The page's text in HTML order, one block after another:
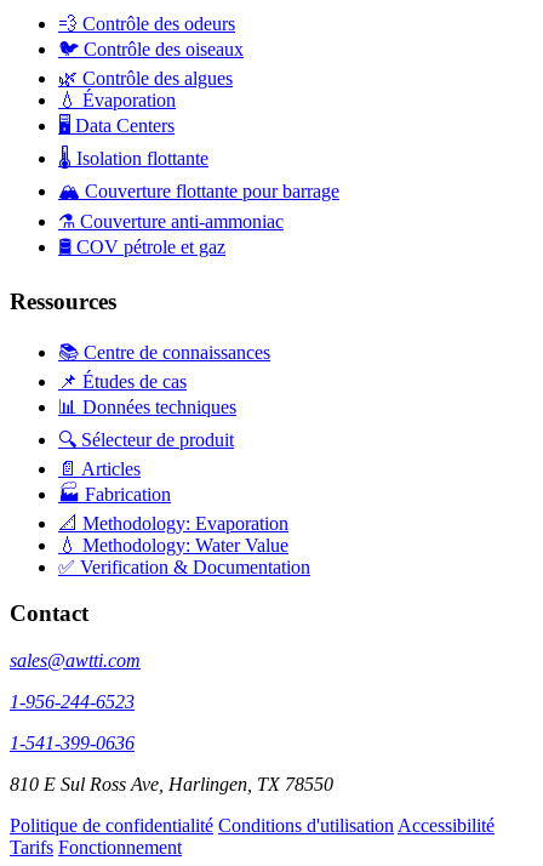
💨 Contrôle des odeurs
🐦 Contrôle des oiseaux
🌿 Contrôle des algues
💧 Évaporation
🖥️ Data Centers
🌡️ Isolation flottante
🏔️ Couverture flottante pour barrage
⚗️ Couverture anti-ammoniac
🛢️ COV pétrole et gaz
Ressources
📚 Centre de connaissances
📌 Études de cas
📊 Données techniques
🔍 Sélecteur de produit
📄 Articles
🏭 Fabrication
📐 Methodology: Evaporation
💧 Methodology: Water Value
✅ Verification & Documentation
Contact
sales@awtti.com
1-956-244-6523
1-541-399-0636
810 E Sul Ross Ave, Harlingen, TX 78550
Politique de confidentialité Conditions d'utilisation Accessibilité
Tarifs Fonctionnement